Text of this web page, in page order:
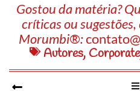
Gostou da matéria?
críticas ou
Morumbi®:
Autores, Corporate